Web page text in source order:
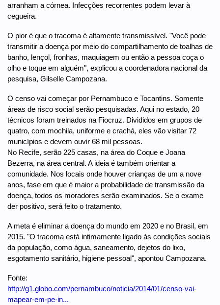
arranham a córnea. Infecções recorrentes podem levar à
cegueira.
O pior é que o tracoma é altamente transmissível. "Você pode
transmitir a doença por meio do compartilhamento de toalhas de
banho, lençol, fronhas, maquiagem ou então a pessoa coça o
olho e toque em alguém", explicou a coordenadora nacional da
pesquisa, Gilselle Campozana.
O censo vai começar por Pernambuco e Tocantins. Somente
áreas de risco social serão pesquisadas. Aqui no estado, 20
técnicos foram treinados na Fiocruz. Divididos em grupos de
quatro, com mochila, uniforme e crachá, eles vão visitar 72
municípios e devem ouvir 68 mil pessoas.
No Recife, serão 225 casas, na área do Coque e Joana
Bezerra, na área central. A ideia é também orientar a
comunidade. Nos locais onde houver crianças de um a nove
anos, fase em que é maior a probabilidade de transmissão da
doença, todos os moradores serão examinados. Se o exame
der positivo, será feito o tratamento.
A meta é eliminar a doença do mundo em 2020 e no Brasil, em
2015. "O tracoma está intimamente ligado às condições sociais
da população, como água, saneamento, dejetos do lixo,
esgotamento sanitário, higiene pessoal", apontou Campozana.
Fonte:
http://g1.globo.com/pernambuco/noticia/2014/01/censo-vai-
mapear-em-pe-in...